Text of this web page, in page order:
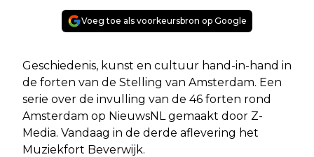
Voeg toe als voorkeursbron op Google
Geschiedenis, kunst en cultuur hand-in-hand in
de forten van de Stelling van Amsterdam. Een
serie over de invulling van de 46 forten rond
Amsterdam op NieuwsNL gemaakt door Z-
Media. Vandaag in de derde aflevering het
Muziekfort Beverwijk.